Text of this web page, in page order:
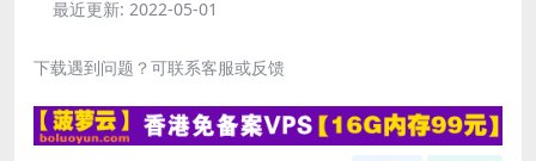
最近更新: 2022-05-01
下载遇到问题？可联系客服或反馈